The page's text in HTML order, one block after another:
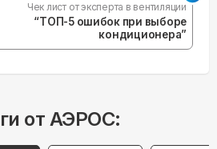
Чек лист от эксперта в вентиляции
“ТОП-5 ошибок при выборе
кондиционера”
от АЭРОС: